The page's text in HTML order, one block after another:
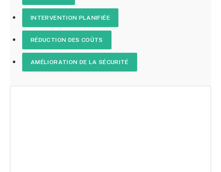
INTERVENTION PLANIFIÉE
RÉDUCTION DES COÛTS
AMÉLIORATION DE LA SÉCURITÉ